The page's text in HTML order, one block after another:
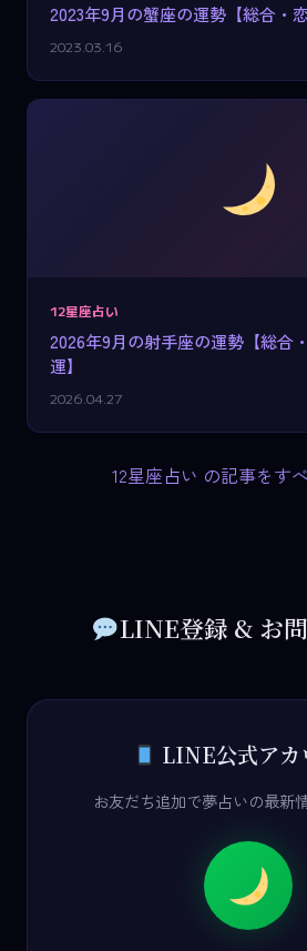
2023年9月の蟹座の運勢【総合・
2023.03.16
12星座占い
2026年9月の射手座の運勢【総合
運】
2026.04.27
12星座占い の記事をす
LINE登録 & お
LINE公式アカ
お友だち追加で夢占いの最新